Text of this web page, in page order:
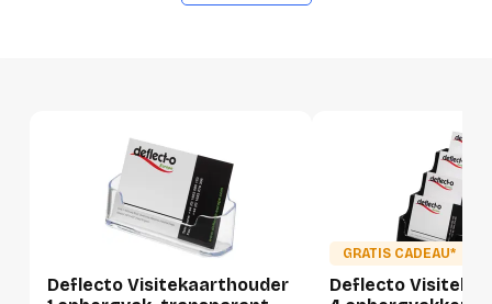
Verpakking
Per stuk
Deflecto Visitekaarthouder
GRATIS CADEAU*
Deflecto